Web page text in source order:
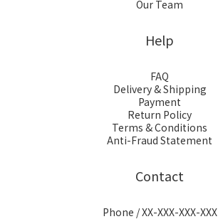
Our Team
Help
FAQ
Delivery & Shipping
Payment
Return Policy
Terms & Conditions
Anti-Fraud Statement
Contact
Phone / XX-XXX-XXX-XXX